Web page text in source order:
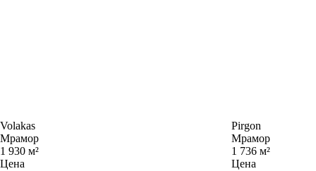
Volakas
Мрамор
1 930 м²
Цена
Pirgon
Мрамор
1 736 м²
Цена